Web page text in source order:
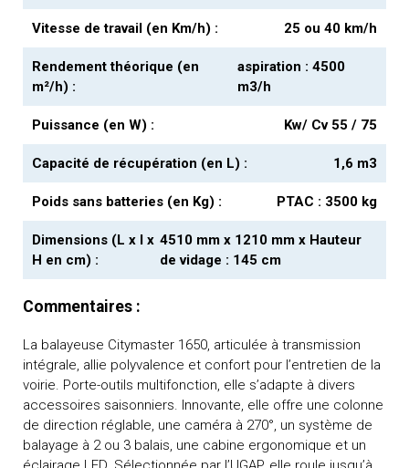
Vitesse de travail (en Km/h) : 25 ou 40 km/h
Rendement théorique (en
m²/h) :
aspiration : 4500
m3/h
Puissance (en W) : Kw/ Cv 55 / 75
Capacité de récupération (en L) : 1,6 m3
Poids sans batteries (en Kg) : PTAC : 3500 kg
Dimensions (L x l x
H en cm) :
4510 mm x 1210 mm x Hauteur
de vidage : 145 cm
Commentaires :
La balayeuse Citymaster 1650, articulée à transmission
intégrale, allie polyvalence et confort pour l’entretien de la
voirie. Porte-outils multifonction, elle s’adapte à divers
accessoires saisonniers. Innovante, elle offre une colonne
de direction réglable, une caméra à 270°, un système de
balayage à 2 ou 3 balais, une cabine ergonomique et un